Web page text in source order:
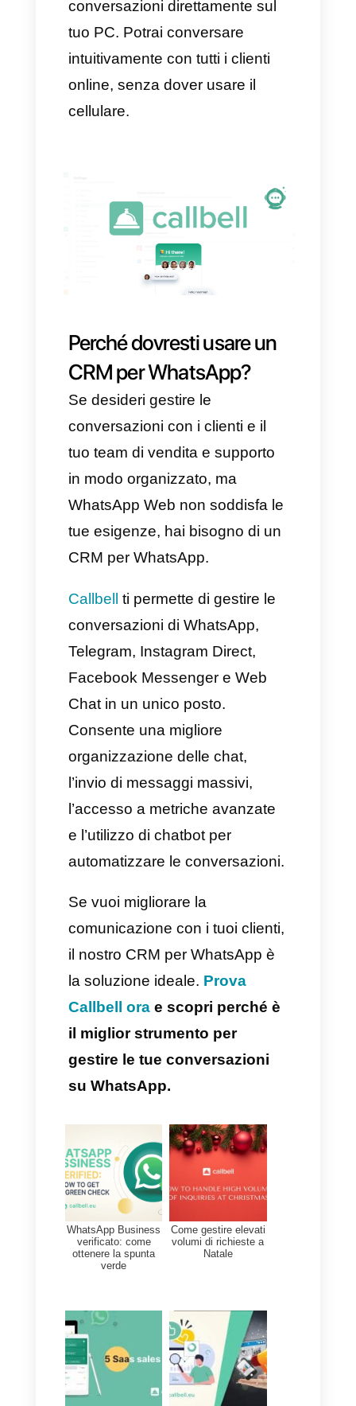
collegati” e clicca su “collega un
dispositivo”.
In questo modo, avrai l’app di
WhatsApp scaricata
Quali sono i vantaggi
nell’utilizzare WhatsApp
Uno dei grandi vantaggi
dell’utilizzo di WhatsApp Web è
la possibilità di controllare tutte
le chat direttamente sul
computer, il che significa che
puoi gestire al meglio tutte le
informazioni e la comunicazione
senza dover controllare ogni
secondo lo smartphone.
Un altro importante beneficio è
l’invio di file e la gestione delle
conversazioni direttamente sul
tuo PC. Potrai conversare
intuitivamente con tutti i clienti
online, senza dover usare il
cellulare.
Perché dovresti usare un
CRM per WhatsApp?
Se desideri gestire le
conversazioni con i clienti e il
in modo organizzato, ma
WhatsApp Web non soddisfa le
tue esigenze, hai bisogno di un